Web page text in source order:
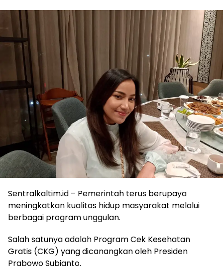
Sentralkaltim.id – Pemerintah terus berupaya
meningkatkan kualitas hidup masyarakat melalui
berbagai program unggulan.
Salah satunya adalah Program Cek Kesehatan
Gratis (CKG) yang dicanangkan oleh Presiden
Prabowo Subianto.